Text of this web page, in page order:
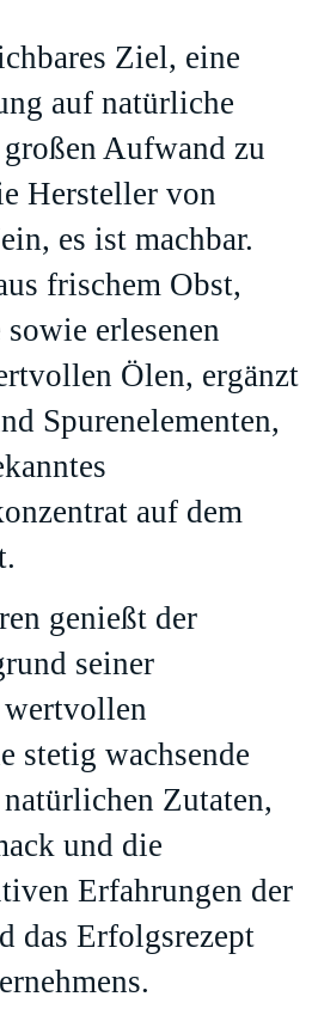
Ziel, eine
auf natürliche
Aufwand zu
Hersteller von
es ist machbar.
frischem Obst,
erlesenen
Ölen, ergänzt
Spurenelementen,
auf dem
genießt der
seiner
stetig wachsende
Zutaten,
und die
Erfahrungen der
das Erfolgsrezept